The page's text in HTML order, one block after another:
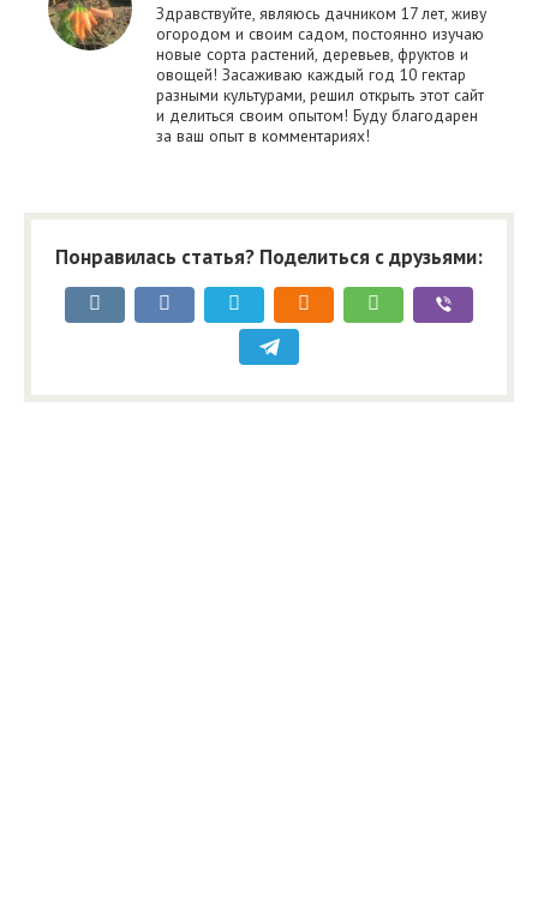
Здравствуйте, являюсь дачником 17 лет, живу
огородом и своим садом, постоянно изучаю
новые сорта растений, деревьев, фруктов и
овощей! Засаживаю каждый год 10 гектар
разными культурами, решил открыть этот сайт
и делиться своим опытом! Буду благодарен
за ваш опыт в комментариях!
Понравилась статья? Поделиться с друзьями: